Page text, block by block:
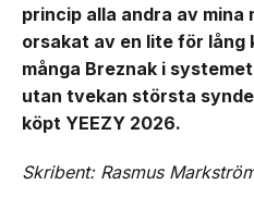
princip alla andra av
orsakat av en lite för lång
många Breznak i
utan tvekan största
köpt YEEZY 2026.
Skribent: Rasmus